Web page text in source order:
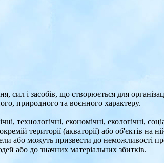
і засобів, що створюється для
природного та воєнного характеру.
технологічні, економічні, екологічні,
території (акваторії) або об'єктів на
або можуть призвести до неможливості
або до значних матеріальних збитків.